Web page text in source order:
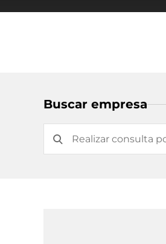
Buscar empresa